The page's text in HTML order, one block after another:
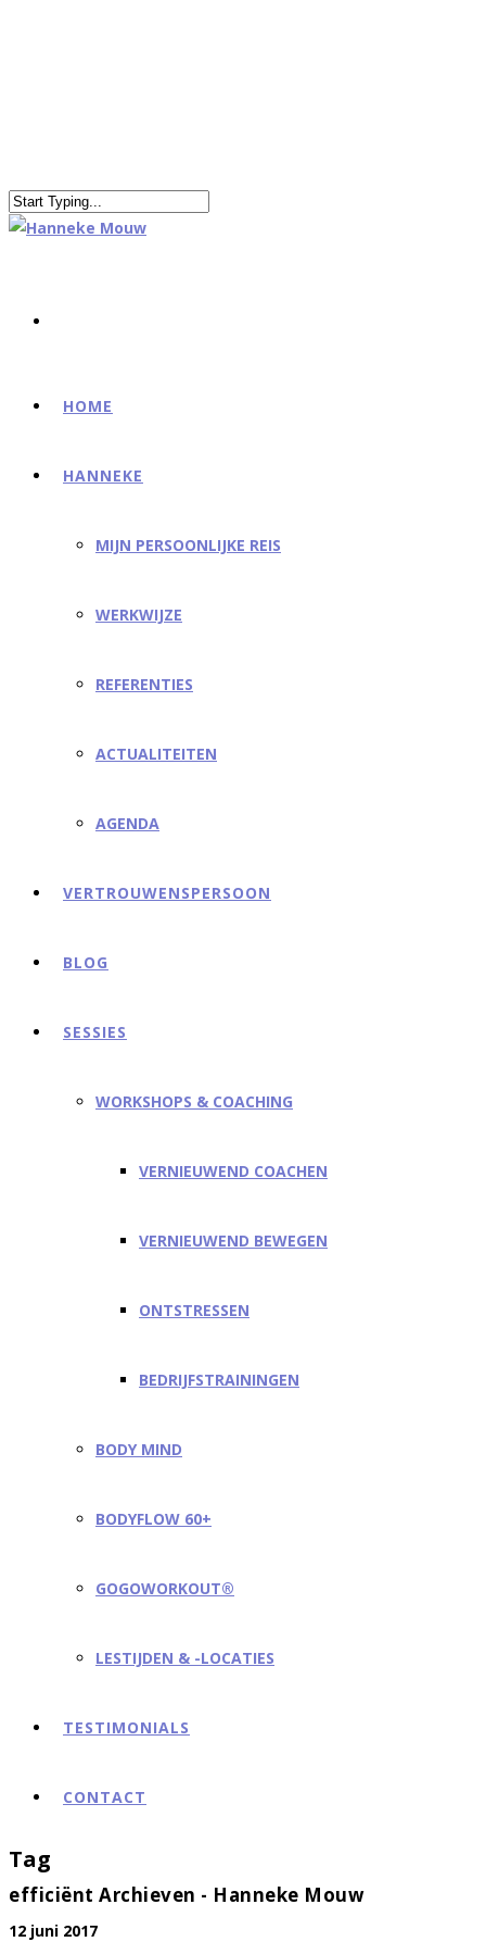
HOME
HANNEKE
MIJN PERSOONLIJKE REIS
WERKWIJZE
REFERENTIES
ACTUALITEITEN
AGENDA
VERTROUWENSPERSOON
BLOG
SESSIES
WORKSHOPS & COACHING
VERNIEUWEND COACHEN
VERNIEUWEND BEWEGEN
ONTSTRESSEN
BEDRIJFSTRAININGEN
BODY MIND
BODYFLOW 60+
GOGOWORKOUT®
LESTIJDEN & -LOCATIES
TESTIMONIALS
CONTACT
Tag
efficiënt Archieven - Hanneke Mouw
12 juni 2017